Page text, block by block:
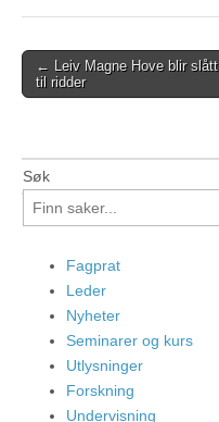
Post
navigation
← Leiv Magne Hove blir slått
til ridder
Søk
Fagprat
Leder
Nyheter
Seminarer og kurs
Utlysninger
Forskning
Undervisning